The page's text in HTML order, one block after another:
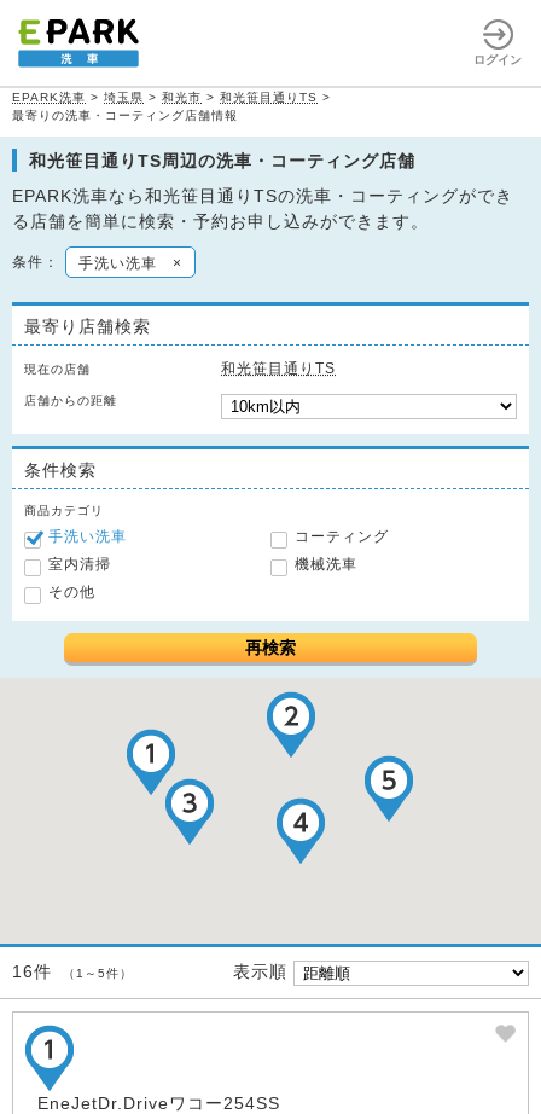
ログイン
EPARK洗車 > 埼玉県 > 和光市 > 和光笹目通りTS >
最寄りの洗車・コーティング店舗情報
和光笹目通りTS周辺の洗車・コーティング店舗
EPARK洗車なら和光笹目通りTSの洗車・コーティングができ
る店舗を簡単に検索・予約お申し込みができます。
条件： 手洗い洗車 ×
最寄り店舗検索
現在の店舗 和光笹目通りTS
店舗からの距離
条件検索
商品カテゴリ
手洗い洗車
コーティング
室内清掃
機械洗車
その他
再検索
16件 （1～5件） 表示順
EneJetDr.Driveワコー254SS